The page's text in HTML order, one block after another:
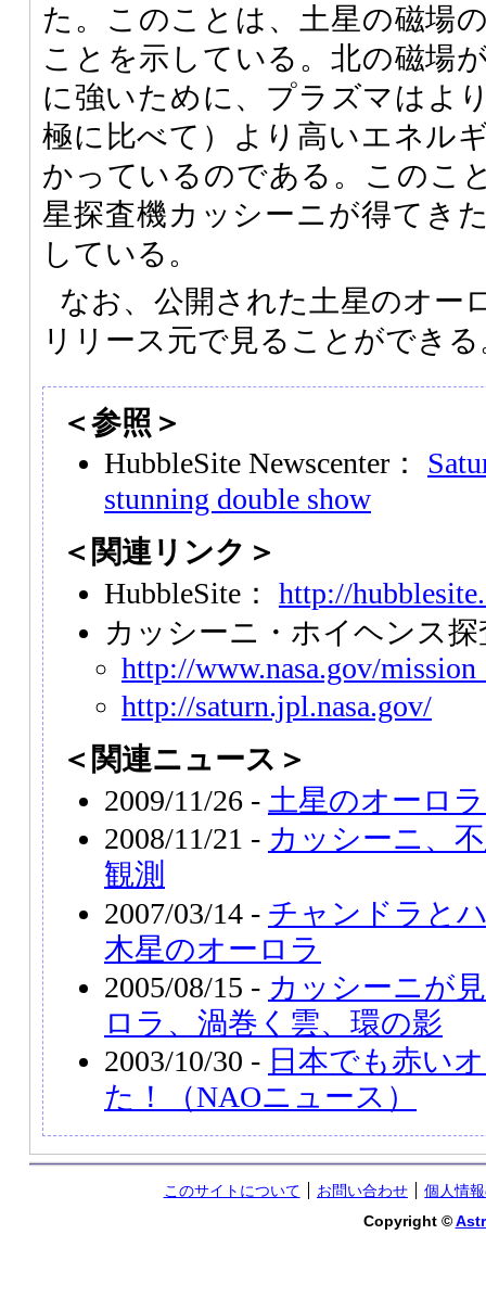
た。このことは、土星の磁場
ことを示している。北の磁場
に強いために、プラズマはよ
極に比べて）より高いエネル
かっているのである。このこ
星探査機カッシーニが得てき
している。
なお、公開された土星のオー
リリース元で見ることができる
＜参照＞
HubbleSite Newscenter：
stunning double show
＜関連リンク＞
HubbleSite： http://
カッシーニ・ホイヘンス探
http://www.nasa.gov/
http://saturn.jpl.nasa.gov/
＜関連ニュース＞
2009/11/26 - 土星のオーロ
2008/11/21 - カッシーニ、
観測
2007/03/14 - チャンドラと
木星のオーロラ
2005/08/15 - カッシーニが
ロラ、渦巻く雲、環の影
2003/10/30 - 日本でも赤い
た！（NAOニュース）
このサイトについて お問い合わせ
個人情
Copyright ©